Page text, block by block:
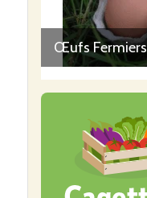
Œufs Fermiers